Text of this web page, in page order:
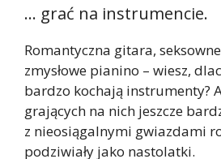
… grać na instrumencie.
Romantyczna gitara,
zmysłowe pianino – wiesz,
bardzo kochają instrumenty?
grających na nich jeszcze
z nieosiągalnymi gwiazdami
podziwiały jako nastolatki.